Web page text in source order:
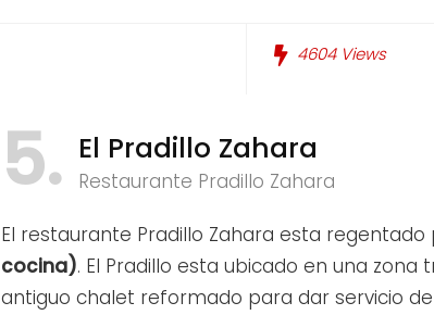
4604Views
5 El Pradillo Zahara
Restaurante Pradillo Zahara
El restaurante Pradillo Zahara esta regentado
cocina). El Pradillo esta ubicado en una
antiguo chalet reformado para dar servicio